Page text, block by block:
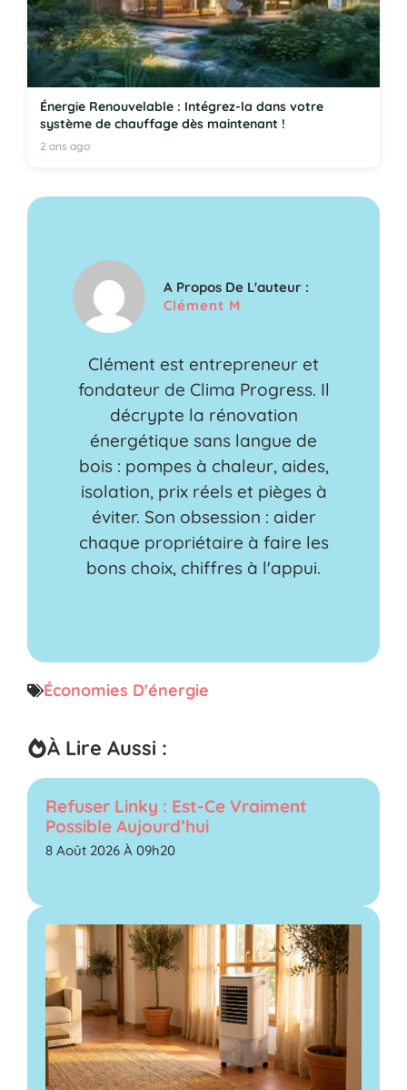
Énergie Renouvelable : Intégrez-la dans votre
système de chauffage dès maintenant !
2 ans ago
A Propos De L'auteur :
Clément M
Clément est entrepreneur et
fondateur de Clima Progress. Il
décrypte la rénovation
énergétique sans langue de
bois : pompes à chaleur, aides,
isolation, prix réels et pièges à
éviter. Son obsession : aider
chaque propriétaire à faire les
bons choix, chiffres à l'appui.
Économies D'énergie
À Lire Aussi :
Refuser Linky : Est-Ce Vraiment
Possible Aujourd’hui
8 Août 2026 À 09h20